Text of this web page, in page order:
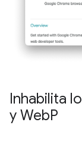
Inhabilita
y WebP